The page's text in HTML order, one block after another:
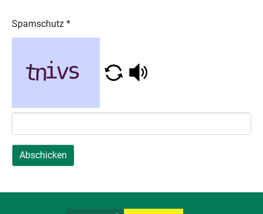
Spamschutz *
Abschicken